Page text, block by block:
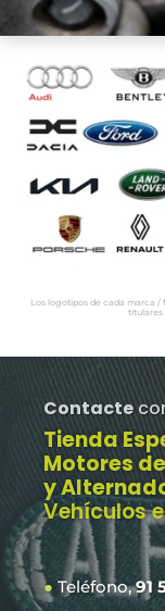
Los logotipos de cada marca /
titulares
Contacte
Tienda
Motores
y
Vehículos e
●Teléfono,91